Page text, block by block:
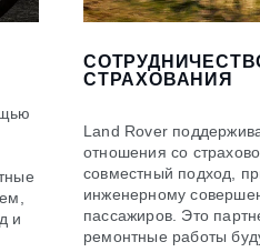
и
СТРАХОВАНИЯ
Land Rover
отношения со
совместный подход,
инженерному
пассажиров. Это
ремонтные работы